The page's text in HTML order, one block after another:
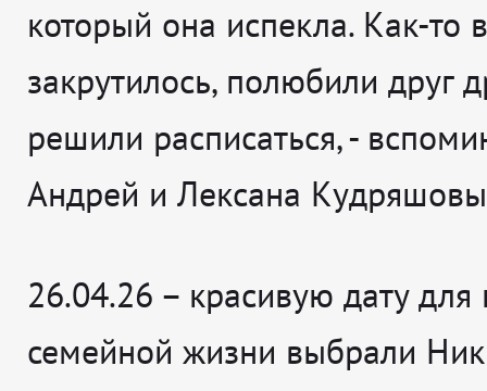
который она испекла. Как-то
закрутилось, полюбили друг
решили расписаться, -
Андрей и Лексана
26.04.26 – красивую дату для
семейной жизни выбрали